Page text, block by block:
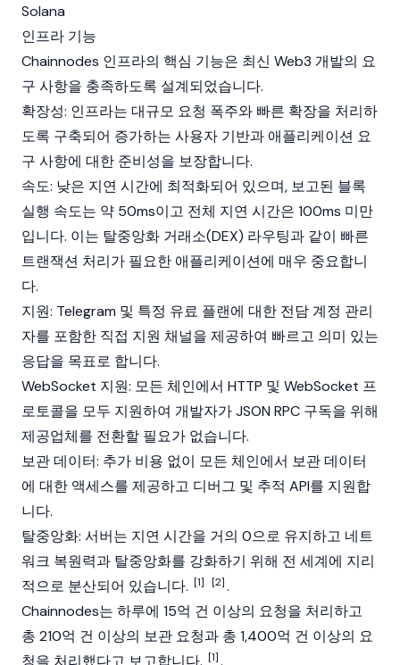
Solana
인프라 기능
Chainnodes 인프라의 핵심 기능은 최신 Web3 개발의 요
구 사항을 충족하도록 설계되었습니다.
확장성: 인프라는 대규모 요청 폭주와 빠른 확장을 처리하
도록 구축되어 증가하는 사용자 기반과 애플리케이션 요
구 사항에 대한 준비성을 보장합니다.
속도: 낮은 지연 시간에 최적화되어 있으며, 보고된 블록
실행 속도는 약 50ms이고 전체 지연 시간은 100ms 미만
입니다. 이는 탈중앙화 거래소(DEX) 라우팅과 같이 빠른
트랜잭션 처리가 필요한 애플리케이션에 매우 중요합니
다.
지원: Telegram 및 특정 유료 플랜에 대한 전담 계정 관리
자를 포함한 직접 지원 채널을 제공하여 빠르고 의미 있는
응답을 목표로 합니다.
WebSocket 지원: 모든 체인에서 HTTP 및 WebSocket 프
로토콜을 모두 지원하여 개발자가 JSON RPC 구독을 위해
제공업체를 전환할 필요가 없습니다.
보관 데이터: 추가 비용 없이 모든 체인에서 보관 데이터
에 대한 액세스를 제공하고 디버그 및 추적 API를 지원합
니다.
탈중앙화: 서버는 지연 시간을 거의 0으로 유지하고 네트
워크 복원력과 탈중앙화를 강화하기 위해 전 세계에 지리
적으로 분산되어 있습니다. [1] [2].
Chainnodes는 하루에 15억 건 이상의 요청을 처리하고
총 210억 건 이상의 보관 요청과 총 1,400억 건 이상의 요
청을 처리했다고 보고합니다. [1].